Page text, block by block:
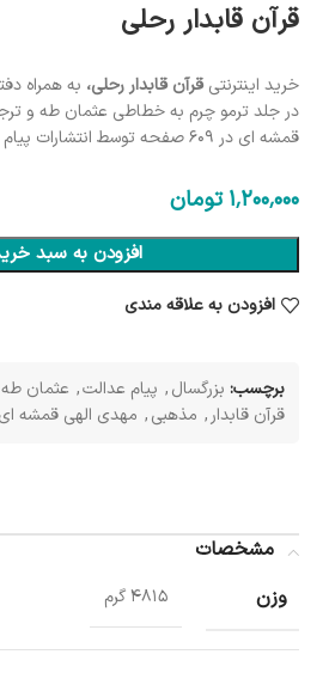
قرآن قابدار رحلی
خرید اینترنتیقرآن قابدار رحلی، به همراه
در جلد ترمو چرم به خطاطی عثمان طه و
قمشه ای در 609 صفحه توسط انتشارات پیام عدالت چاپ شده است.
1٬200٬000 تومان
افزودن به سبد
افزودن به علاقه مندی
برچسب: بزرگسال, پیام عدالت, عثمان طه
قرآن قابدار , مذهبی, مهدی الهی قمشه ای
مشخصات
وزن
4815 گرم